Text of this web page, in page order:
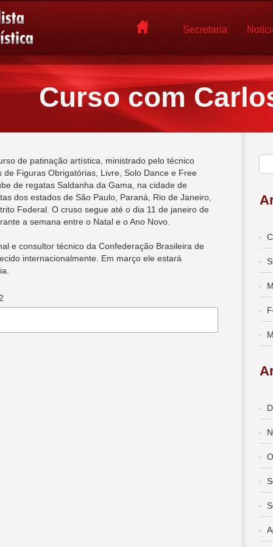
Secretaria
Curso com
de patinação artística, ministrado pelo técnico
Figuras Obrigatórias, Livre, Solo Dance e Free
de regatas Saldanha da Gama, na cidade de
dos estados de São Paulo, Paraná, Rio de Janeiro,
Federal. O cruso segue até o dia 11 de janeiro de
a semana entre o Natal e o Ano Novo.
e consultor técnico da Confederação Brasileira de
internacionalmente. Em março ele estará